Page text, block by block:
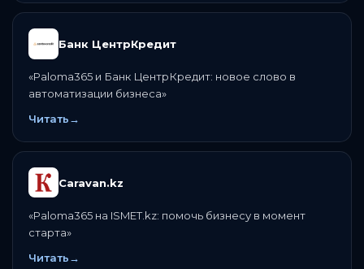
Банк ЦентрКредит
«Paloma365 и Банк ЦентрКредит: новое слово в
автоматизации бизнеса»
Читать→
Caravan.kz
«Paloma365 на ISMET.kz: помочь бизнесу в момент
старта»
Читать→